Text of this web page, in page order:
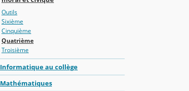
Outils
Sixième
Cinquième
Quatrième
Troisième
Informatique au collège
Mathématiques